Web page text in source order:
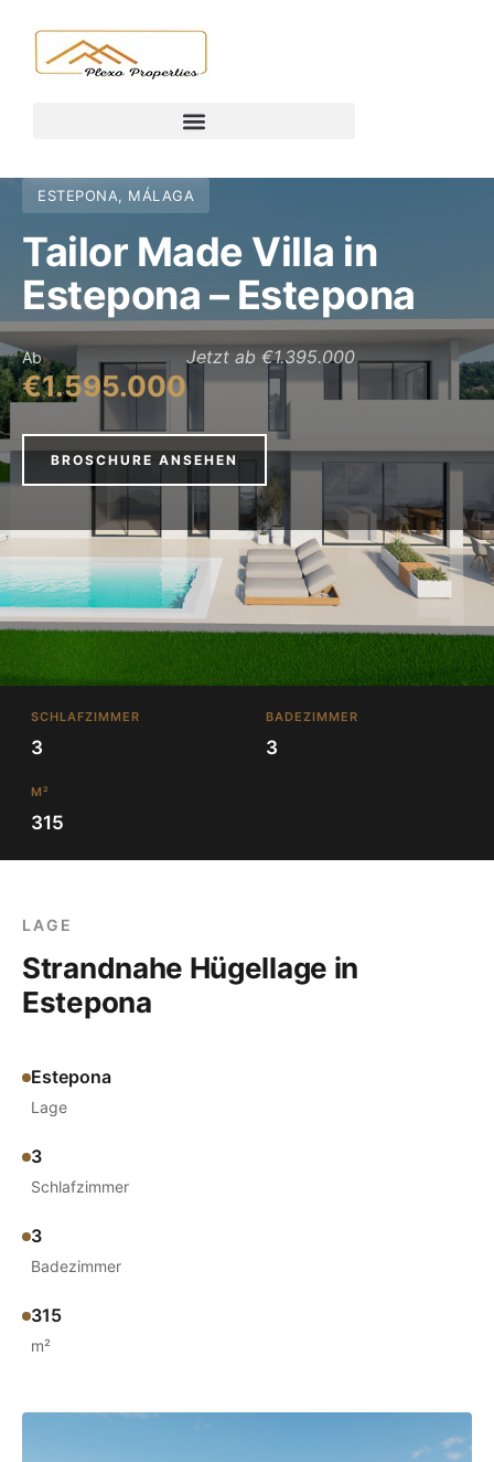
ESTEPONA, MÁLAGA
Tailor Made Villa in
Estepona – Estepona
Ab
€1.595.000
Jetzt ab €1.395.000
BROSCHURE ANSEHEN
SCHLAFZIMMER
3
BADEZIMMER
3
M²
315
LAGE
Strandnahe Hügellage in
Estepona
Estepona
Lage
3
Schlafzimmer
3
Badezimmer
315
m²